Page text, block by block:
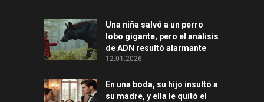
Una niña salvó a un perro
lobo gigante, pero el análisis
de ADN resultó alarmante
12.01.2026
En una boda, su hijo insultó a
su madre, y ella le quitó el